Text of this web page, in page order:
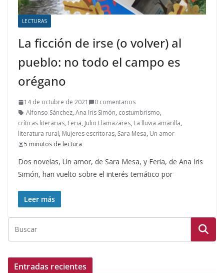
LECTURAS
La ficción de irse (o volver) al
pueblo: no todo el campo es
orégano
14 de octubre de 2021
0 comentarios
Alfonso Sánchez, Ana Iris Simón, costumbrismo,
críticas literarias, Feria, Julio Llamazares, La lluvia amarilla,
literatura rural, Mujeres escritoras, Sara Mesa, Un amor
5 minutos de lectura
Dos novelas, Un amor, de Sara Mesa, y Feria, de Ana Iris
Simón, han vuelto sobre el interés temático por
Leer más
Entradas recientes